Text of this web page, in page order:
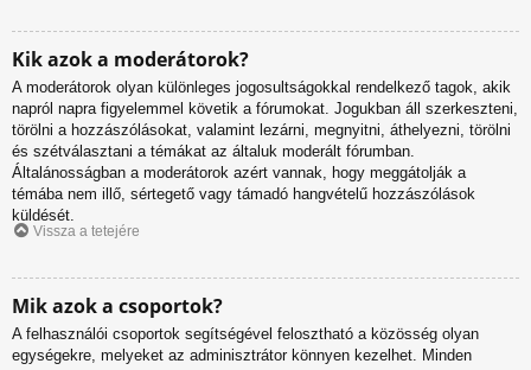
Kik azok a moderátorok?
A moderátorok olyan különleges jogosultságokkal rendelkező tagok, akik
napról napra figyelemmel követik a fórumokat. Jogukban áll szerkeszteni,
törölni a hozzászólásokat, valamint lezárni, megnyitni, áthelyezni, törölni
és szétválasztani a témákat az általuk moderált fórumban.
Általánosságban a moderátorok azért vannak, hogy meggátolják a
témába nem illő, sértegető vagy támadó hangvételű hozzászólások
küldését.
Vissza a tetejére
Mik azok a csoportok?
A felhasználói csoportok segítségével felosztható a közösség olyan
egységekre, melyeket az adminisztrátor könnyen kezelhet. Minden